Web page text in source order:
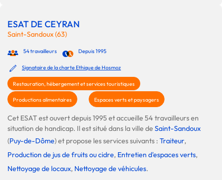
ESAT DE CEYRAN
Saint-Sandoux (63)
54 travailleurs Depuis 1995
Signataire de la charte Ethique de Hosmoz
Restauration, hébergement et services touristiques
Productions alimentaires Espaces verts et paysagers
Cet ESAT est ouvert depuis 1995 et accueille 54 travailleurs en
situation de handicap. Il est situé dans la ville deSaint-Sandoux
(Puy-de-Dôme) et propose les services suivants : Traiteur,
Production de jus de fruits ou cidre, Entretien d'espaces verts,
Nettoyage de locaux, Nettoyage de véhicules.